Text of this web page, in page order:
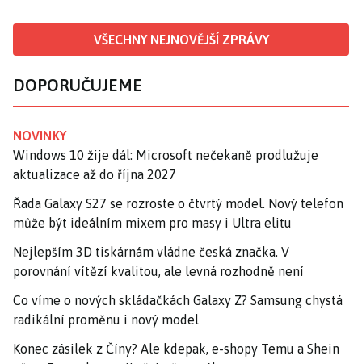
VŠECHNY NEJNOVĚJŠÍ ZPRÁVY
DOPORUČUJEME
NOVINKY
Windows 10 žije dál: Microsoft nečekaně prodlužuje
aktualizace až do října 2027
Řada Galaxy S27 se rozroste o čtvrtý model. Nový telefon
může být ideálním mixem pro masy i Ultra elitu
Nejlepším 3D tiskárnám vládne česká značka. V
porovnání vítězí kvalitou, ale levná rozhodně není
Co víme o nových skládačkách Galaxy Z? Samsung chystá
radikální proměnu i nový model
Konec zásilek z Číny? Ale kdepak, e-shopy Temu a Shein